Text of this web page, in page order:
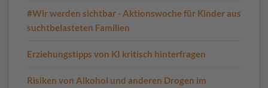
#Wir werden sichtbar - Aktionswoche für Kinder aus
suchtbelasteten Familien
Erziehungstipps von KI kritisch hinterfragen
Risiken von Alkohol und anderen Drogen im